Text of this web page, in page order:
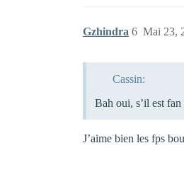
Gzhindra Mai 23,
6
Cassin:
Bah oui, s’il est
J’aime bien les fps